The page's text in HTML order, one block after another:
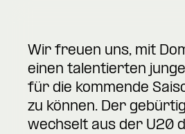
Wir freuen uns, mit
einen talentierten
für die kommende
zu können. Der
wechselt aus der U20